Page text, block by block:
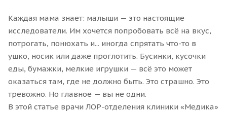
Каждая мама знает: малыши — это настоящие
исследователи. Им хочется попробовать всё на вкус,
потрогать, понюхать и... иногда спрятать что-то в
ушко, носик или даже проглотить. Бусинки, кусочки
еды, бумажки, мелкие игрушки — всё это может
оказаться там, где не должно быть. Это страшно. Это
тревожно. Но главное — вы не одни.
В этой статье врачи ЛОР-отделения клиники «Медика»